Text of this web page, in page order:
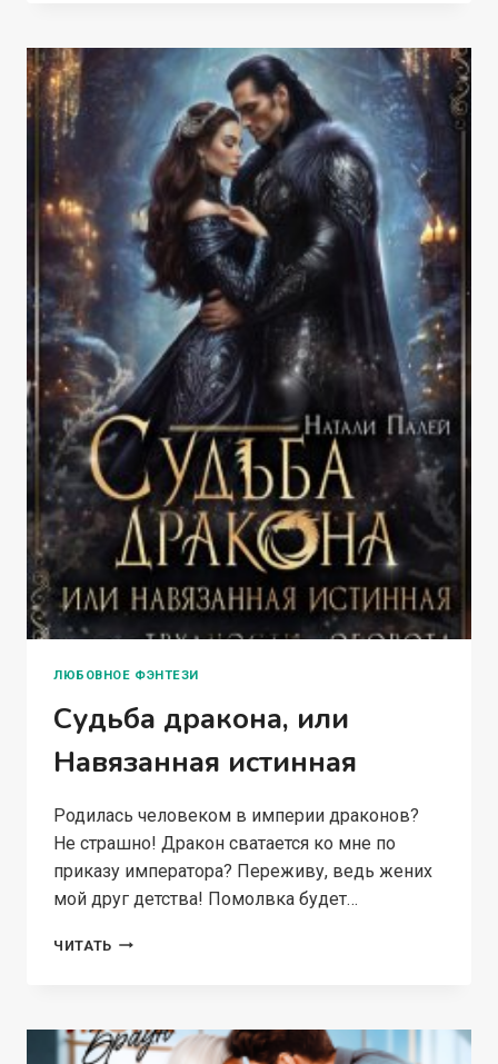
ЛЮБОВНОЕ ФЭНТЕЗИ
Судьба дракона, или
Навязанная истинная
Родилась человеком в империи драконов?
Не страшно! Дракон сватается ко мне по
приказу императора? Переживу, ведь жених
мой друг детства! Помолвка будет…
ЧИТАТЬ СУДЬБА
ИСТИННАЯ